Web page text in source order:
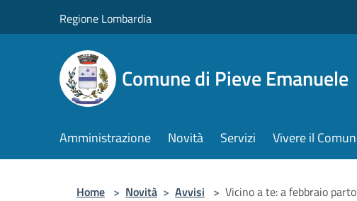
Regione Lombardia
Comune di Pieve Emanuele
Amministrazione Novità Servizi Vivere il
Home > Novità > Avvisi > Vicino a te: a febbraio